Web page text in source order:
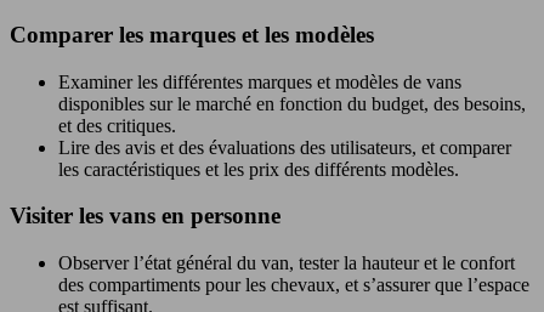
Comparer les marques et les modèles
Examiner les différentes marques et modèles de vans
disponibles sur le marché en fonction du budget, des besoins,
et des critiques.
Lire des avis et des évaluations des utilisateurs, et comparer
les caractéristiques et les prix des différents modèles.
Visiter les vans en personne
Observer l’état général du van, tester la hauteur et le confort
des compartiments pour les chevaux, et s’assurer que l’espace
est suffisant.